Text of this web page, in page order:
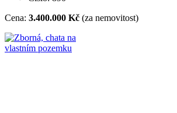
Cena: 3.400.000 Kč (za nemovitost)